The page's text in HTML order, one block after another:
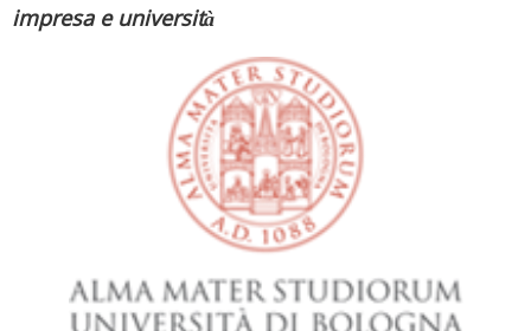
impresa e università